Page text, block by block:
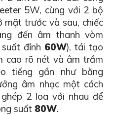
5W, cùng với 2 bộ
mặt trước và sau, chiếc
đến âm thanh vòm
đỉnh 60W), tái tạo
cao rõ nét và âm trầm
tiếng gần như bằng
âm nhạc một cách
2 loa với nhau để
suất 80W.